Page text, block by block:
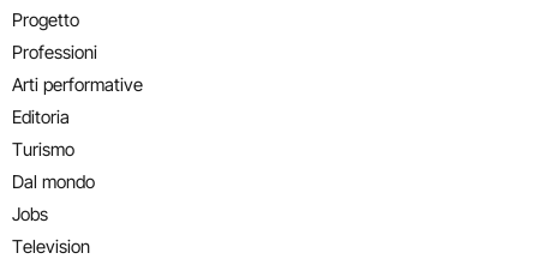
Progetto
Professioni
Arti performative
Editoria
Turismo
Dal mondo
Jobs
Television